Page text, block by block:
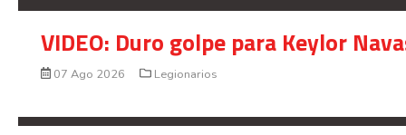
VIDEO: Duro golpe para Keylor
07 Ago 2026 Legionarios